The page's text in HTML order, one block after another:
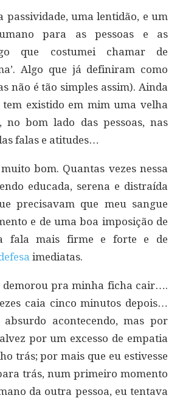
passividade, uma lentidão, e um
para as pessoas e as
que costumei chamar de
Algo que já definiram como
não é tão simples assim). Ainda
tem existido em mim uma velha
no bom lado das pessoas, nas
falas e atitudes…
bom. Quantas vezes nessa
educada, serena e distraída
precisavam que meu sangue
e de uma boa imposição de
fala mais firme e forte e de
imediatas.
demorou pra minha ficha cair….
caia cinco minutos depois…
acontecendo, mas por
por um excesso de empatia
trás; por mais que eu estivesse
trás, num primeiro momento
da outra pessoa, eu tentava